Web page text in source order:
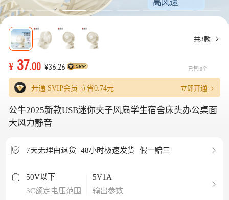
共3款
¥ 37.00 ¥36.26 已售:0个
开通 SVIP会员 立省0.74元 立即开通
公牛2025新款USB迷你夹子风扇学生宿舍床头办公桌面
大风力静音
7天无理由退货 48小时极速发货 假一赔三
50V以下
3C额定电压范围
5V1A
输出参数